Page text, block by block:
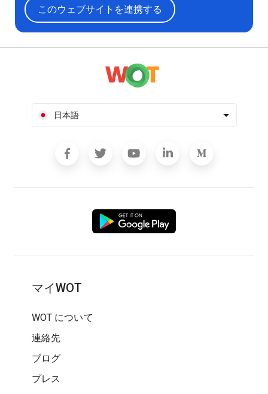
このウェブサイトを連携する
日本語
マイWOT
WOT について
連絡先
ブログ
プレス